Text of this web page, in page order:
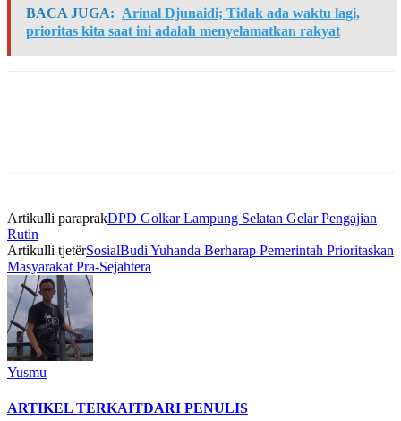
BACA JUGA: Arinal Djunaidi; Tidak ada waktu lagi,
prioritas kita saat ini adalah menyelamatkan rakyat
Artikulli paraprakDPD Golkar Lampung Selatan Gelar Pengajian
Rutin
Artikulli tjetërSosialBudi Yuhanda Berharap Pemerintah Prioritaskan
Masyarakat Pra-Sejahtera
Yusmu
ARTIKEL TERKAITDARI PENULIS